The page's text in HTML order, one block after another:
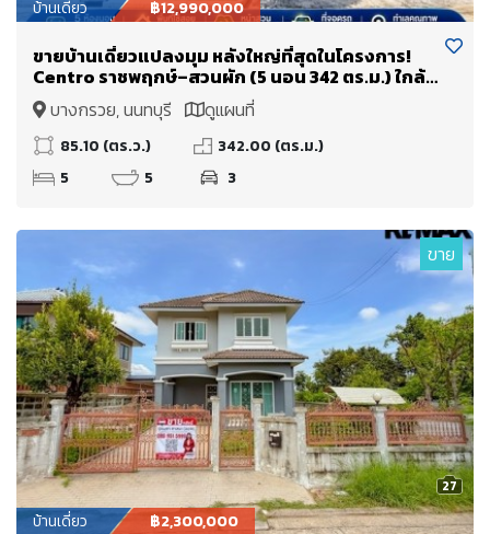
บ้านเดี่ยว ฿12,990,000
ขายบ้านเดี่ยวแปลงมุม หลังใหญ่ที่สุดในโครงการ!
Centro ราชพฤกษ์–สวนผัก (5 นอน 342 ตร.ม.) ใกล้
ทางด่วนศรีรัช แค่ 5 นาที
บางกรวย, นนทบุรี ดูแผนที่
85.10 (ตร.ว.)
342.00 (ตร.ม.)
5
5 3
27
ขาย
บ้านเดี่ยว ฿2,300,000